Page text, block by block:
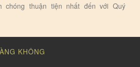
chóng thuận tiện nhất đến với Quý
KHÔNG